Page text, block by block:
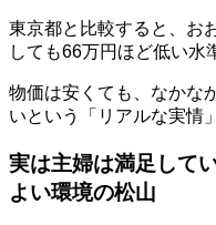
東京都と比較すると、お
しても66万円ほど低い水
物価は安くても、なかな
いという「リアルな実情
実は主婦は満足して
よい環境の松山